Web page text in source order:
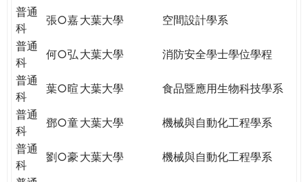
普通
科
張○嘉大葉大學
空間設計學系
普通
科
何○弘 大葉大學
消防安全學士學位學程
普通
科
葉○暄 大葉大學
食品暨應用生物科技學系
普通
科
鄧○童大葉大學
機械與自動化工程學系
普通
科
劉○豪 大葉大學
機械與自動化工程學系